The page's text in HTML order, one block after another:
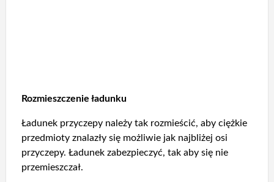
Rozmieszczenie ładunku
Ładunek przyczepy należy tak rozmieścić, aby ciężkie
przedmioty znalazły się możliwie jak najbliżej osi
przyczepy. Ładunek zabezpieczyć, tak aby się nie
przemieszczał.